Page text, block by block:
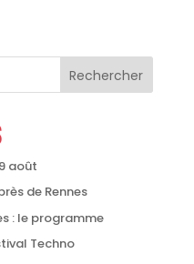
Rechercher
août
de Rennes
: le programme
Techno